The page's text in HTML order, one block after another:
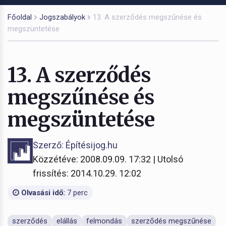
Főoldal Jogszabályok
13. A szerződés megszűnése és
megszüntetése
13. A szerződés
megszűnése és
megszüntetése
Szerző: Építésijog.hu
Közzétéve: 2008.09.09. 17:32 | Utolsó
frissítés: 2014.10.29. 12:02
Olvasási idő: 7 perc
szerződés elállás felmondás
szerződés megszűnése